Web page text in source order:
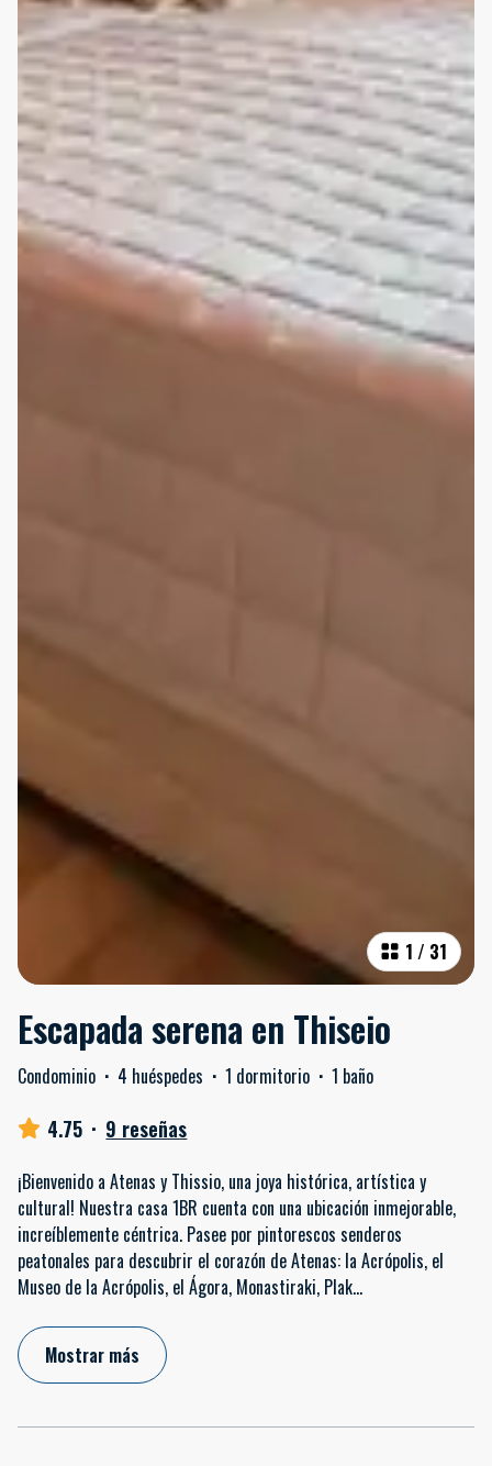
1 / 31
Escapada serena en Thiseio
Condominio · 4 huéspedes · 1 dormitorio · 1 baño
4.75 · 9 reseñas
¡Bienvenido a Atenas y Thissio, una joya histórica, artística y
cultural! Nuestra casa 1BR cuenta con una ubicación inmejorable,
increíblemente céntrica. Pasee por pintorescos senderos
peatonales para descubrir el corazón de Atenas: la Acrópolis, el
Museo de la Acrópolis, el Ágora, Monastiraki, Plak...
Mostrar más